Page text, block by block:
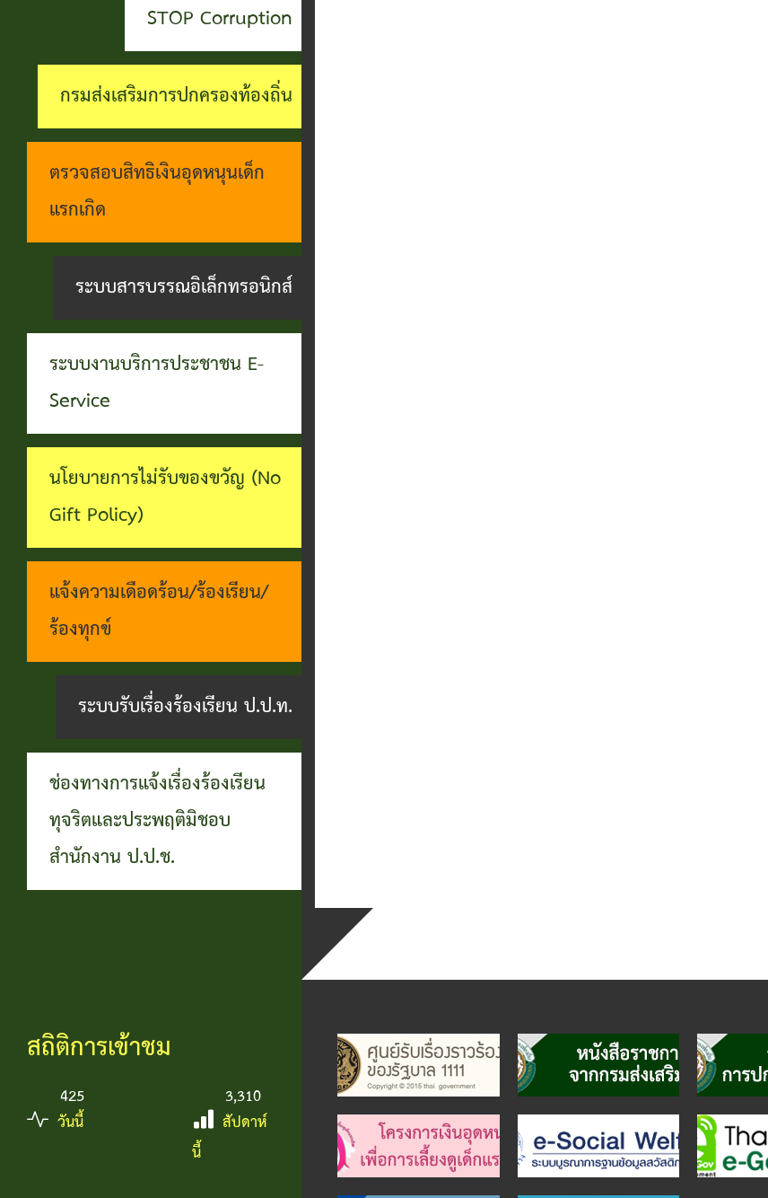
ตรวจ
สอบ
ราย
ชื่อ
โอน
เงิน
บัญชี
เบี้ย
ยังชีพ
ระบบงาน
บริการ
ประชาชน
(E-
Service)
ผ่าน
เว็บไซต์
สาธารณสุข
และสิ่ง
แวดล้อม
กอง
การ
ศึกษา
ที่น่า
การ
ดำเนิน
การตาม
นโยบาย
การ
บริหาร
งาน
บุคคล
ช่อง
ทางการ
รับฟัง
ความ
คิดเห็น
แจ้ง
ข้อมูล
เบาะแส
การ
ทุจริต
STOP Corruption
กรมส่งเสริมการปกครองท้องถิ่น
ตรวจสอบสิทธิเงินอุดหนุนเด็ก
แรกเกิด
ระบบสารบรรณอิเล็กทรอนิกส์
ระบบงานบริการประชาชน E-
Service
นโยบายการไม่รับของขวัญ (No
Gift Policy)
แจ้งความเดือดร้อน/ร้องเรียน/
ร้องทุกข์
ระบบรับเรื่องร้องเรียน ป.ป.ท.
ช่องทางการแจ้งเรื่องร้องเรียน
ทุจริตและประพฤติมิชอบ
สำนักงาน ป.ป.ช.
สถิติการเข้าชม
425
วันนี้
3,310
สัปดาห์
นี้